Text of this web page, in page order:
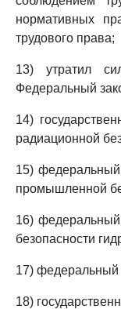
нормативных
трудового права;
13) утратил
Федеральный
14)
радиационной
15) федеральный
промышленной
16) федеральный
безопасности
17) федеральный
18)